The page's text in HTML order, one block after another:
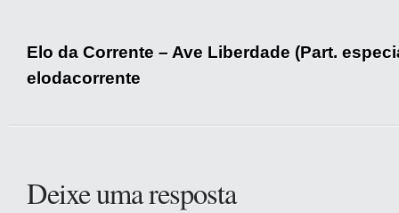
Elo da Corrente – Ave Liberdade (Part.
elodacorrente
Deixe uma resposta